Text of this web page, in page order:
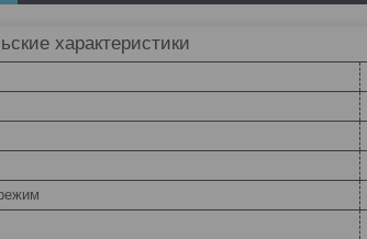
характеристики